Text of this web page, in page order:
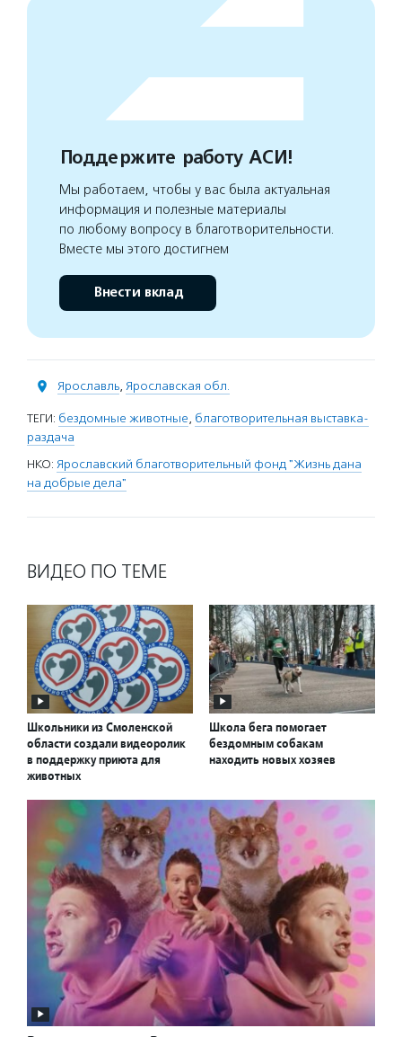
Поддержите работу АСИ!
Мы работаем, чтобы у вас была актуальная
информация и полезные материалы
по любому вопросу в благотворительности.
Вместе мы этого достигнем
Внести вклад
Ярославль, Ярославская обл.
ТЕГИ: бездомные животные, благотворительная выставка-
раздача
НКО: Ярославский благотворительный фонд "Жизнь дана
на добрые дела"
ВИДЕО ПО ТЕМЕ
Школьники из Смоленской
области создали видеоролик
в поддержку приюта для
животных
Школа бега помогает
бездомным собакам
находить новых хозяев